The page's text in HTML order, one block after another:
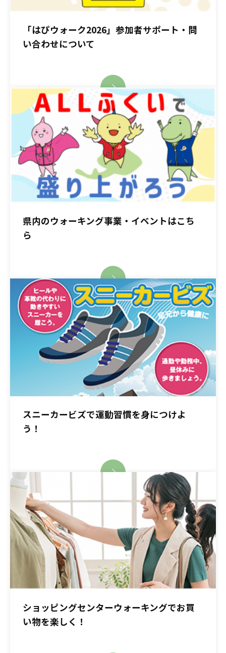
「はぴウォーク2026」参加者サポート・問
い合わせについて
県内のウォーキング事業・イベントはこち
ら
スニーカービズで運動習慣を身につけよ
う！
ショッピングセンターウォーキングでお買
い物を楽しく！